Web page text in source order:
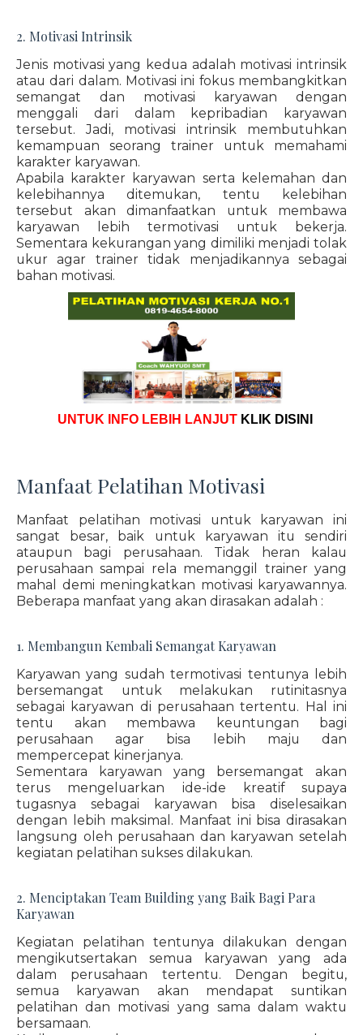
2. Motivasi Intrinsik
Jenis motivasi yang kedua adalah motivasi intrinsik
atau dari dalam. Motivasi ini fokus membangkitkan
semangat dan motivasi karyawan dengan
menggali dari dalam kepribadian karyawan
tersebut. Jadi, motivasi intrinsik membutuhkan
kemampuan seorang trainer untuk memahami
karakter karyawan.
Apabila karakter karyawan serta kelemahan dan
kelebihannya ditemukan, tentu kelebihan
tersebut akan dimanfaatkan untuk membawa
karyawan lebih termotivasi untuk bekerja.
Sementara kekurangan yang dimiliki menjadi tolak
ukur agar trainer tidak menjadikannya sebagai
bahan motivasi.
UNTUK INFO LEBIH LANJUT KLIK DISINI
Manfaat Pelatihan Motivasi
Manfaat pelatihan motivasi untuk karyawan ini
sangat besar, baik untuk karyawan itu sendiri
ataupun bagi perusahaan. Tidak heran kalau
perusahaan sampai rela memanggil trainer yang
mahal demi meningkatkan motivasi karyawannya.
Beberapa manfaat yang akan dirasakan adalah :
1. Membangun Kembali Semangat Karyawan
Karyawan yang sudah termotivasi tentunya lebih
bersemangat untuk melakukan rutinitasnya
sebagai karyawan di perusahaan tertentu. Hal ini
tentu akan membawa keuntungan bagi
perusahaan agar bisa lebih maju dan
mempercepat kinerjanya.
Sementara karyawan yang bersemangat akan
terus mengeluarkan ide-ide kreatif supaya
tugasnya sebagai karyawan bisa diselesaikan
dengan lebih maksimal. Manfaat ini bisa dirasakan
langsung oleh perusahaan dan karyawan setelah
kegiatan pelatihan sukses dilakukan.
2. Menciptakan Team Building yang Baik Bagi Para
Karyawan
Kegiatan pelatihan tentunya dilakukan dengan
mengikutsertakan semua karyawan yang ada
dalam perusahaan tertentu. Dengan begitu,
semua karyawan akan mendapat suntikan
pelatihan dan motivasi yang sama dalam waktu
bersamaan.